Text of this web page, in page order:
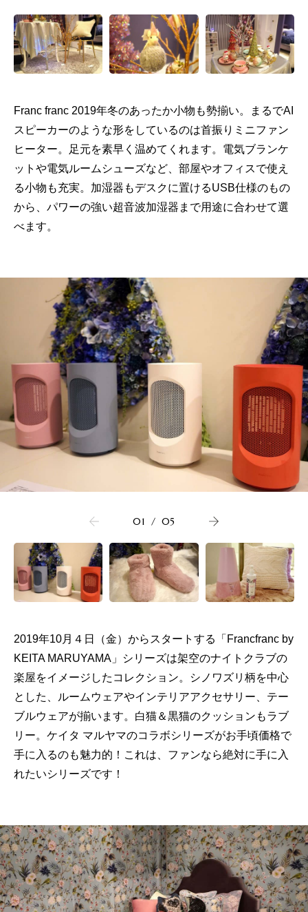
Franc franc 2019年冬のあったか小物も勢揃い。まるでAI
スピーカーのような形をしているのは首振りミニファン
ヒーター。足元を素早く温めてくれます。電気ブランケ
ットや電気ルームシューズなど、部屋やオフィスで使え
る小物も充実。加湿器もデスクに置けるUSB仕様のもの
から、パワーの強い超音波加湿器まで用途に合わせて選
べます。
01 / 05
2019年10月４日（金）からスタートする「Francfranc by
KEITA MARUYAMA」シリーズは架空のナイトクラブの
楽屋をイメージしたコレクション。シノワズリ柄を中心
とした、ルームウェアやインテリアアクセサリー、テー
ブルウェアが揃います。白猫＆黒猫のクッションもラブ
リー。ケイタ マルヤマのコラボシリーズがお手頃価格で
手に入るのも魅力的！これは、ファンなら絶対に手に入
れたいシリーズです！